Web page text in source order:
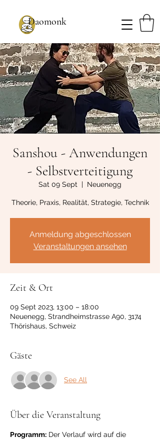
Daomonk
Sanshou - Anwendungen
- Selbstverteitigung
Sat 09 Sept
  |
Neuenegg
Theorie, Praxis, Realität, Strategie, Technik
Anmeldung abgeschlossen
Veranstaltungen ansehen
Zeit & Ort
09 Sept 2023, 13:00 – 18:00
Neuenegg, Strandheimstrasse A90, 3174
Thörishaus, Schweiz
Gäste
See All
Über die Veranstaltung
Programm: Der Verlauf wird auf die